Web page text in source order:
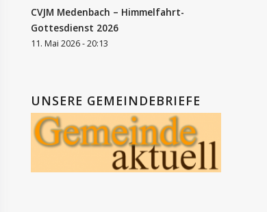
CVJM Medenbach – Himmelfahrt-
Gottesdienst 2026
11. Mai 2026 - 20:13
UNSERE GEMEINDEBRIEFE